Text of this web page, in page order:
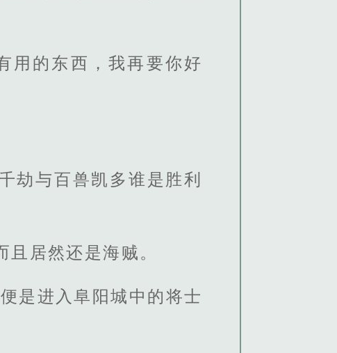
用的东西，我再要你好
劫与百兽凯多谁是胜利
居然还是海贼。
是进入阜阳城中的将士